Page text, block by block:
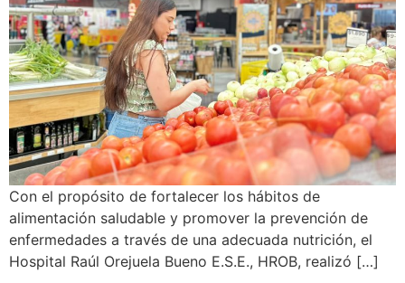
Con el propósito de fortalecer los hábitos de
alimentación saludable y promover la prevención de
enfermedades a través de una adecuada nutrición, el
Hospital Raúl Orejuela Bueno E.S.E., HROB, realizó […]